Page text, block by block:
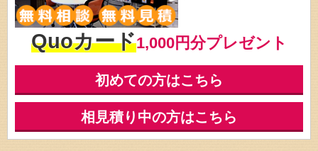
Quoカード1,000円分プレゼント
初めての方はこちら
相見積り中の方はこちら